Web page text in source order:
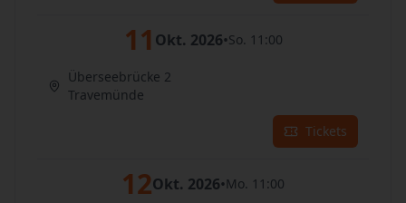
11 Okt. 2026•So. 11:00
Überseebrücke 2
Travemünde
Tickets
12Okt. 2026•Mo. 11:00